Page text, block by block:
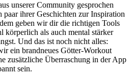
unserer Community gesprochen
paar ihrer Geschichten zur Inspiration
geben wir dir die richtigen Tools
körperlich als auch mental stärker
Und das ist noch nicht alles:
ein brandneues Götter-Workout
zusätzliche Überraschung in der App
sein.